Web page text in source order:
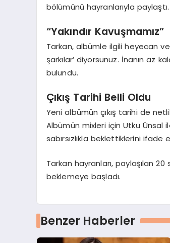
bölümünü hayranlarıyla paylaştı.
“Yakındır Kavuşmamız”
Tarkan, albümle ilgili heyecan
şarkılar’ diyorsunuz. İnanın az
bulundu.
Çıkış Tarihi Belli Oldu
Yeni albümün çıkış tarihi de
Albümün mixleri için Utku Ünsal
sabırsızlıkla beklettiklerini ifade
Tarkan hayranları, paylaşılan
beklemeye başladı.
Benzer Haberler